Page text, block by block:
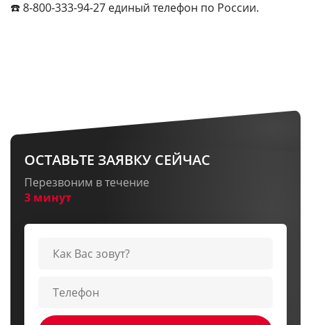
☎️ 8-800-333-94-27 единый телефон по России.
ОСТАВЬТЕ ЗАЯВКУ СЕЙЧАС
Перезвоним в течение
3 минут